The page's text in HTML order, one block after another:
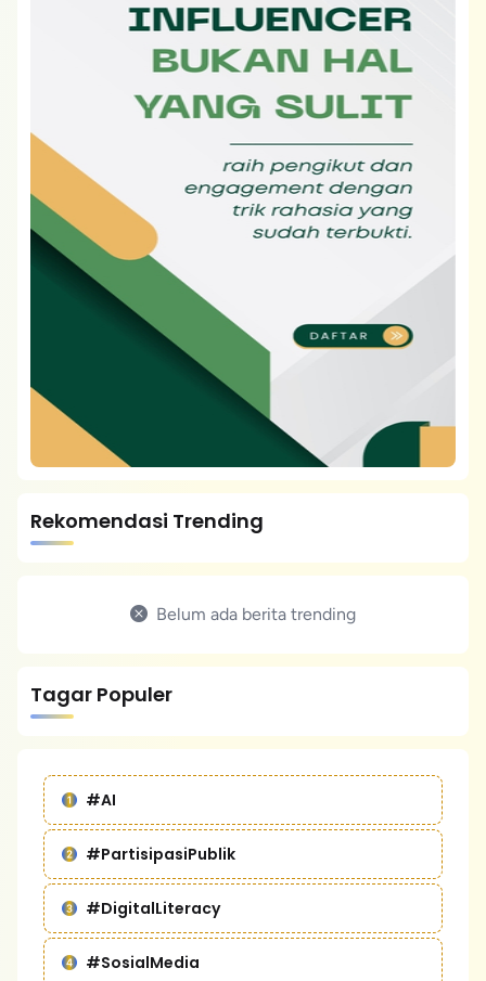
Rekomendasi Trending
Belum ada berita trending
Tagar Populer
#AI
#PartisipasiPublik
#DigitalLiteracy
#SosialMedia